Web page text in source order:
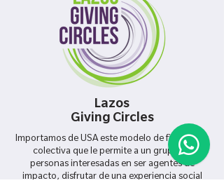
Lazos
Giving Circles
Importamos de USA este modelo de filantropía
colectiva que le permite a un grupo de
personas interesadas en ser agentes de
impacto, disfrutar de una experiencia social